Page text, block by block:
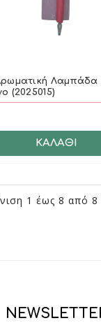
Λαμπάδα
(2025015)
ΚΑΛΆΘΙ
1 έως 8 από 8